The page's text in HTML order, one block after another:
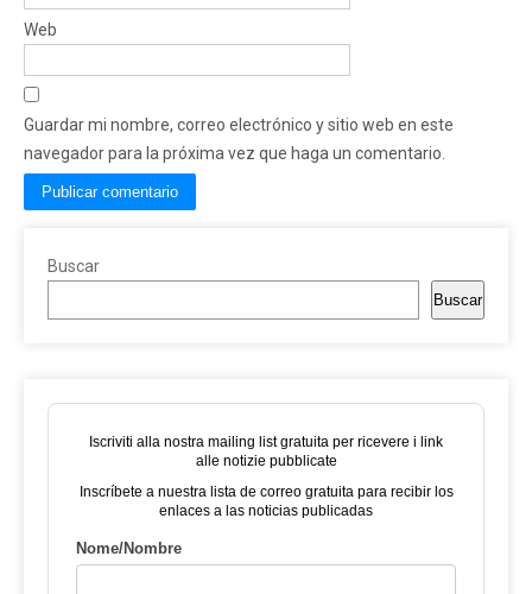
Web
Guardar mi nombre, correo electrónico y sitio web en este
navegador para la próxima vez que haga un comentario.
Buscar
Buscar
Iscriviti alla nostra mailing list gratuita per ricevere i link
alle notizie pubblicate
Inscríbete a nuestra lista de correo gratuita para recibir los
enlaces a las noticias publicadas
Nome/Nombre